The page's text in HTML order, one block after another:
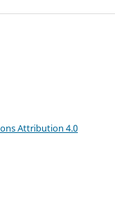
Attribution 4.0